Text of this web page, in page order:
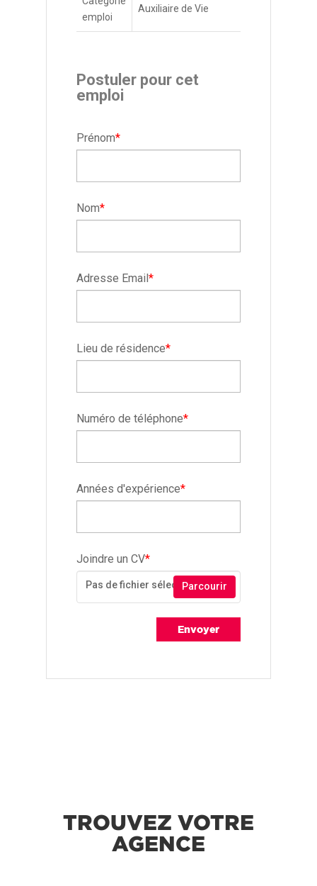
emploi
Auxiliaire de Vie
Postuler pour cet
emploi
Prénom*
Nom*
Adresse Email*
Lieu de résidence*
Numéro de téléphone*
Années d'expérience*
Joindre un CV*
Pas de fichier sélectionnéParcourir
Envoyer
TROUVEZ VOTRE
AGENCE